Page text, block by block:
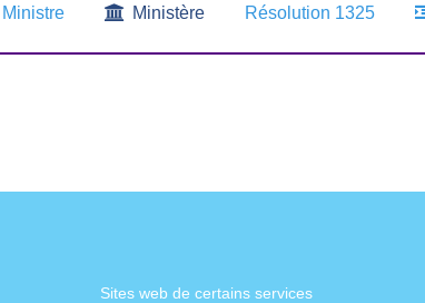
Ministre Ministère Résolution 1325
Sites web de certains services